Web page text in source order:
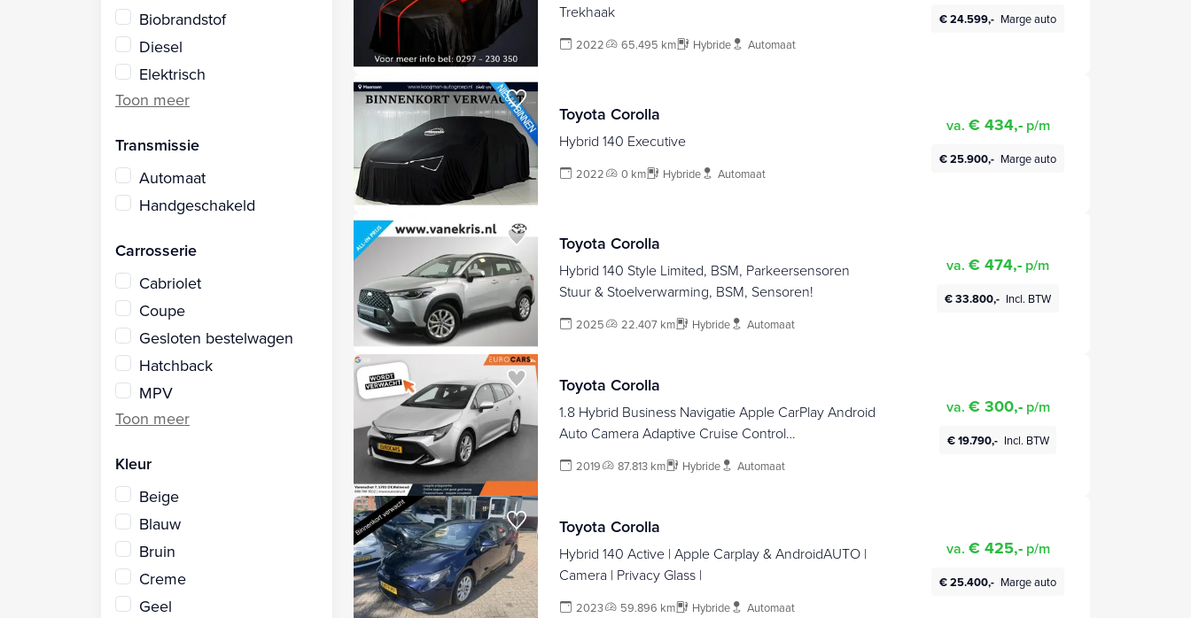
Biobrandstof
Diesel
Elektrisch
Transmissie
Automaat
Handgeschakeld
Carrosserie
Cabriolet
Coupe
Gesloten bestelwagen
Hatchback
MPV
Kleur
Beige
Blauw
Bruin
Creme
Geel
Trekhaak
2022 65.495 km Hybride Automaat
€ 24.599,- Marge auto
Toyota Corolla
Hybrid 140 Executive
2022 0 km Hybride Automaat
va. € 434,- p/m
€ 25.900,- Marge auto
Toyota Corolla
Hybrid 140 Style Limited, BSM, Parkeersensoren
Stuur & Stoelverwarming, BSM, Sensoren!
2025 22.407 km Hybride Automaat
va. € 474,- p/m
€ 33.800,- Incl. BTW
Toyota Corolla
1.8 Hybrid Business Navigatie Apple CarPlay Android
Auto Camera Adaptive Cruise Control
2019 87.813 km Hybride Automaat
va. € 300,- p/m
€ 19.790,- Incl. BTW
Toyota Corolla
Hybrid 140 Active | Apple Carplay & AndroidAUTO |
Camera | Privacy Glass |
2023 59.896 km Hybride Automaat
va. € 425,- p/m
€ 25.400,- Marge auto